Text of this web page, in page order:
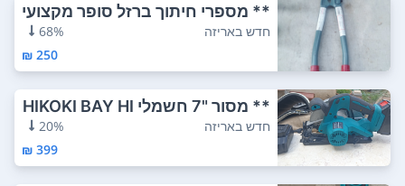
** מספרי חיתוך ברזל סופר מקצועי
ים MCC יפ...
חדש באריזה
68%
250 ₪
** מסור "7 חשמלי HIKOKI BAY HI
TACHI יפן...
חדש באריזה
20%
399 ₪